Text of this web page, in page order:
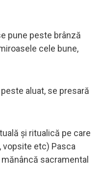
pune peste brânză
cele bune,
aluat, se presară
și ritualică pe care
vopsite etc) Pasca
sacramental